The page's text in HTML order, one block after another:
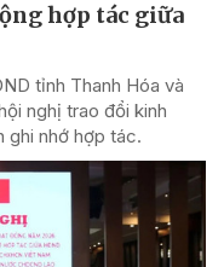
hợp tác giữa
tỉnh Thanh Hóa và
nghị trao đổi kinh
ghi nhớ hợp tác.